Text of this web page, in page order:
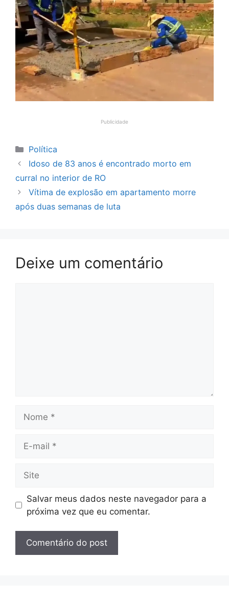
Publicidade
Categorias
Política
Idoso de 83 anos é encontrado morto em
curral no interior de RO
Vítima de explosão em apartamento morre
após duas semanas de luta
Deixe um comentário
mail
Salvar meus dados neste navegador para a
próxima vez que eu comentar.